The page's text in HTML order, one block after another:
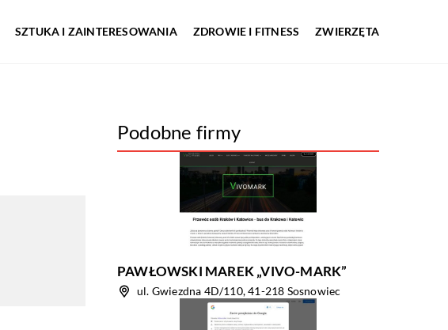
SZTUKA I ZAINTERESOWANIA ZDROWIE I FITNESS ZWIERZĘTA
Podobne firmy
PAWŁOWSKI MAREK „VIVO-MARK”
ul. Gwiezdna 4D/110, 41-218 Sosnowiec